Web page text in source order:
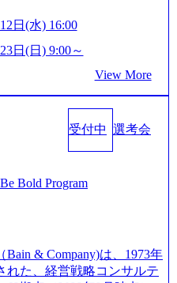
字事業でも投資して長期
対面でのコミュニケーシ
勤務。1日の労働時間平均
～最長16:00 2026年8月10
回る場合は、厳正なる審査
きます。ご了承ください。
→ 面接(会社説明会終了
にて実施します。 ※参加
に適性検査をご受検いた
験やスキル、そして適性や
株式会社の雇用となりま
向いての作業も発生しま
マーケティングのトップ人
article/detail/45446) エン
社に入って、何が変わっ
post-288838) プラダ：ラグ
luxury-product-customizati
(https://www.accenture.co
pharmaceutical)（ストラテ
トバンク：初のオンライン
communications-media/so
DXの先進事例を実現 (http
） カルビー：SAP HANAの
www.accenture.com/jp-ja/ca
サルティングファーム
ランドメッセージに掲げ、
産業の課題を解決し、未
済的価値の追求にも貢献 NE
、現在はNECのグループ会
経験を持つ約6,000名を超
る 金融、製造、流通、エネ
日本市場No.1を誇り、全
いる また、日本国内企業
業種でのプロジェクト実績
自の方法論やテンプレート
日(水) 16:00
日(日) 9:00～
View More
受付中 選考会
Bold Program
& Company)は、1973年
れた、経営戦略コンサルテ